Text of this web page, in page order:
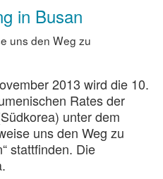
in Busan
uns den Weg zu
2013 wird die 10.
Rates der
unter dem
uns den Weg zu
stattfinden. Die